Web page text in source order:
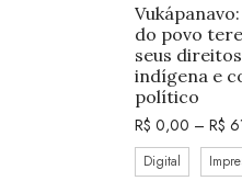
do povo
seus
indígena e
político
R$ 0,00 – R$
Digital